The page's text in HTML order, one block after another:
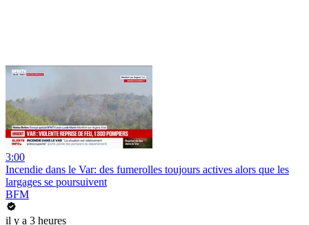
3:00
Incendie dans le Var: des fumerolles toujours actives alors que les
largages se poursuivent
BFM
il y a 3 heures